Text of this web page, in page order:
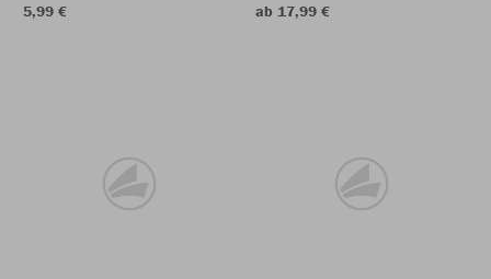
5,99 €
ab 17,99 €